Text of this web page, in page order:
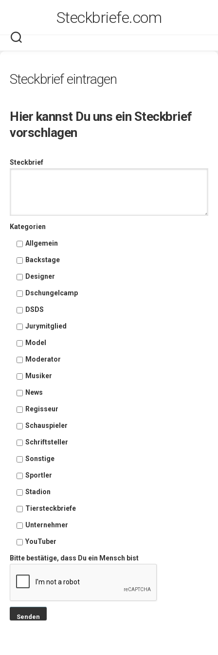
Steckbriefe.com
Steckbrief eintragen
Hier kannst Du uns ein Steckbrief
vorschlagen
Steckbrief
Kategorien
Allgemein
Backstage
Designer
Dschungelcamp
DSDS
Jurymitglied
Model
Moderator
Musiker
News
Regisseur
Schauspieler
Schriftsteller
Sonstige
Sportler
Stadion
Tiersteckbriefe
Unternehmer
YouTuber
Bitte bestätige, dass Du ein Mensch bist